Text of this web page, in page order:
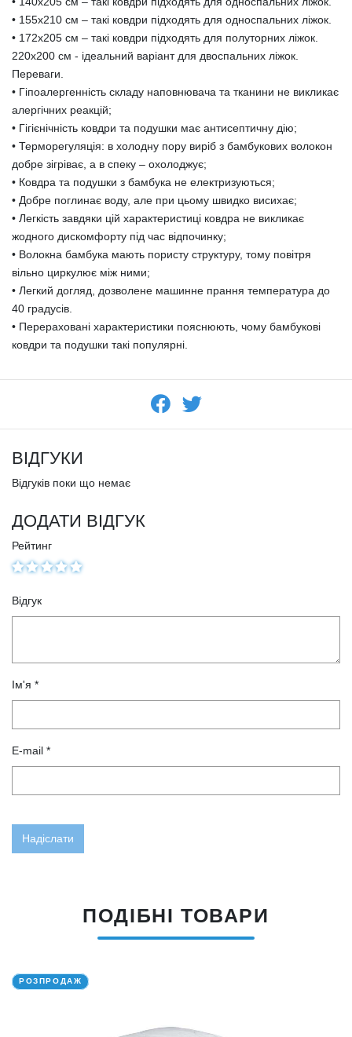
• 155х210 см – такі ковдри підходять для односпальних ліжок.
• 172х205 см – такі ковдри підходять для полуторних ліжок.
220х200 см - ідеальний варіант для двоспальних ліжок.
Переваги.
• Гіпоалергенність складу наповнювача та тканини не викликає
алергічних реакцій;
• Гігієнічність ковдри та подушки має антисептичну дію;
• Терморегуляція: в холодну пору виріб з бамбукових волокон
добре зігріває, а в спеку – охолоджує;
• Ковдра та подушки з бамбука не електризуються;
• Добре поглинає воду, але при цьому швидко висихає;
• Легкість завдяки цій характеристиці ковдра не викликає
жодного дискомфорту під час відпочинку;
• Волокна бамбука мають пористу структуру, тому повітря
вільно циркулює між ними;
• Легкий догляд, дозволене машинне прання температура до
40 градусів.
• Перераховані характеристики пояснюють, чому бамбукові
ковдри та подушки такі популярні.
ВІДГУКИ
Відгуків поки що немає
ДОДАТИ ВІДГУК
Рейтинг
Відгук
Ім'я *
E-mail *
ПОДІБНІ ТОВАРИ
РОЗПРОДАЖ